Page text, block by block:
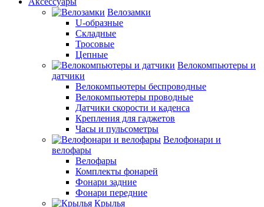
Велозамки
U-образные
Складные
Тросовые
Цепные
Велокомпьютеры и
датчики
Велокомпьютеры беспроводные
Велокомпьютеры проводные
Датчики скорости и каденса
Крепления для гаджетов
Часы и пульсометры
Велофонари и
велофары
Велофары
Комплекты фонарей
Фонари задние
Фонари передние
Крылья